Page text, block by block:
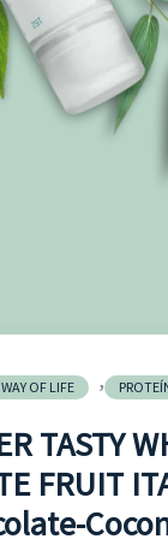
OF LIFE ,
TASTY
FRUIT